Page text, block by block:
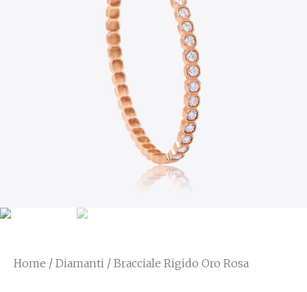
Home / Diamanti / Bracciale Rigido Oro Rosa